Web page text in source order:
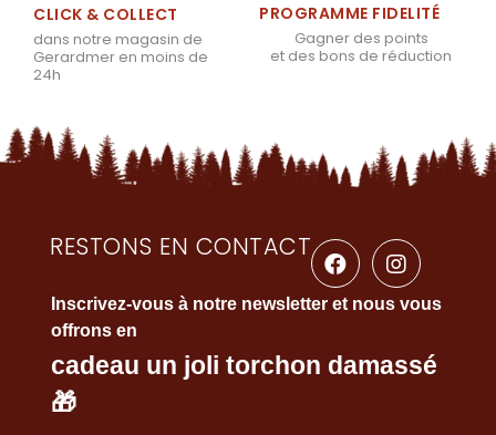
CLICK & COLLECT
dans notre magasin de
Gerardmer en moins de
24h
PROGRAMME FIDELITÉ
Gagner des points
et des bons de réduction
RESTONS EN CONTACT
Inscrivez-vous à notre newsletter et nous vous
offrons en
cadeau un joli torchon damassé
🎁